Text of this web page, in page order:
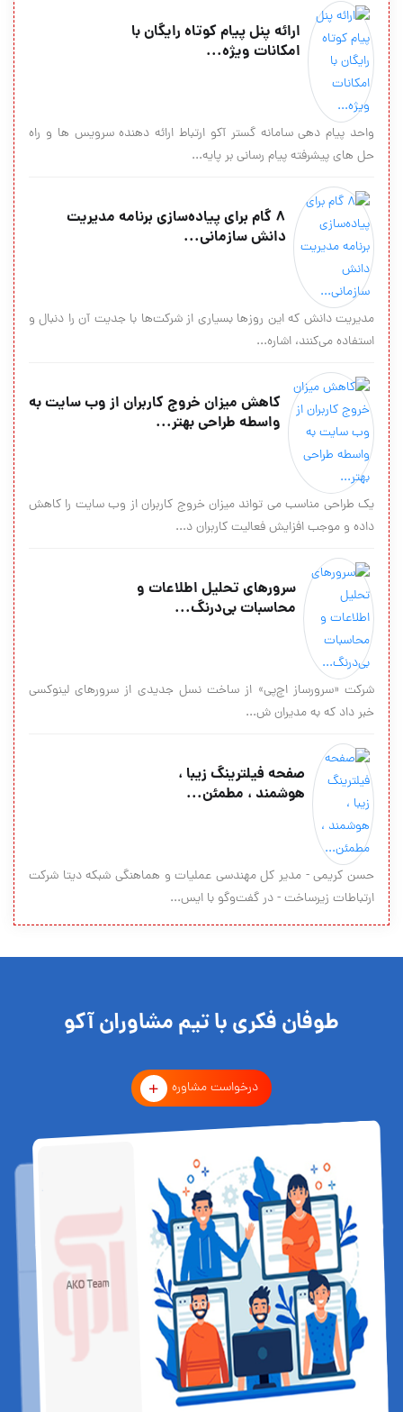
ارائه پنل پیام کوتاه رایگان با
امکانات ویژه...
واحد پیام دهی سامانه گستر آکو ارتباط ارائه دهنده سرویس ها و راه
حل های پیشرفته پیام رسانی بر پایه...
۸ گام برای پیاده‌سازی برنامه مدیریت
دانش سازمانی...
مدیریت دانش که این روزها بسیاری از شرکت‌ها با جدیت آن را دنبال و
استفاده می‌کنند، اشاره...
کاهش میزان خروج کاربران از وب سایت به
واسطه طراحی بهتر...
یک طراحی مناسب می تواند میزان خروج کاربران از وب سایت را کاهش
داده و موجب افزایش فعالیت کاربران د...
سرورهای تحلیل اطلاعات و
محاسبات بی‌درنگ...
شرکت «سرورساز اچ‌پی» از ساخت نسل جدیدی از سرورهای لینوکسی
خبر داد که به مدیران ش...
صفحه‌ فيلترينگ زیبا ،
هوشمند ، مطمئن...
حسن كريمي - مدير كل مهندسي عمليات و هماهنگي شبكه ديتا شركت
ارتباطات زيرساخت - در گفت‌وگو با ايس...
طوفان فکری با تیم مشاوران آکو
درخواست مشاوره